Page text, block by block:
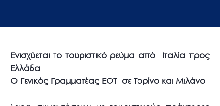
Ενισχύεται το τουριστικό ρεύμα από
Ιταλία προς
Ελλάδα
Ο Γενικός Γραμματέας ΕΟΤ σε Τορίνο και Μιλάνο